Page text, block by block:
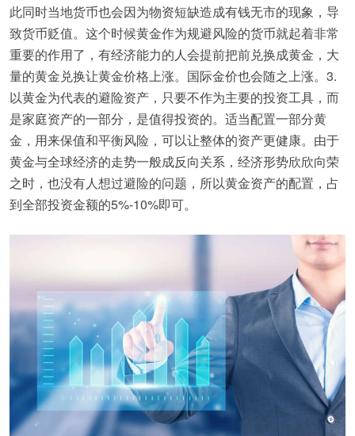
此同时当地货币也会因为物资短缺造成有钱无市的现象，导
致货币贬值。这个时候黄金作为规避风险的货币就起着非常
重要的作用了，有经济能力的人会提前把前兑换成黄金，大
量的黄金兑换让黄金价格上涨。国际金价也会随之上涨。3.
以黄金为代表的避险资产，只要不作为主要的投资工具，而
是家庭资产的一部分，是值得投资的。适当配置一部分黄
金，用来保值和平衡风险，可以让整体的资产更健康。由于
黄金与全球经济的走势一般成反向关系，经济形势欣欣向荣
之时，也没有人想过避险的问题，所以黄金资产的配置，占
到全部投资金额的5%-10%即可。